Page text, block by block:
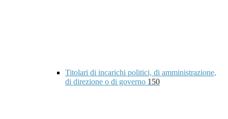
Titolari di incarichi politici, di amministrazione,
di direzione o di governo 150